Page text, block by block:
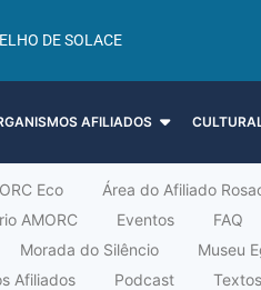
DE SOLACE
AFILIADOS
Eco Área do Afiliado
AMORC Eventos FAQ
Morada do Silêncio Museu
Afiliados
Podcast Textos